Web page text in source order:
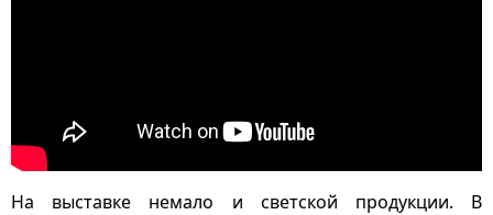
На выставке немало и светской продукции. В